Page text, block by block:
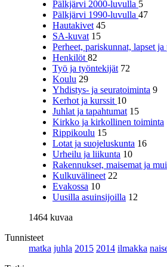
Pälkjärvi 2000-luvulla 5
Pälkjärvi 1990-luvulla 47
Hautakivet 45
SA-kuvat 15
Perheet, pariskunnat, lapset
Henkilöt 82
Työ ja työntekijät 72
Koulu 29
Yhdistys- ja seuratoiminta 9
Kerhot ja kurssit 10
Juhlat ja tapahtumat 15
Kirkko ja kirkollinen toiminta
Rippikoulu 15
Lotat ja suojeluskunta 16
Urheilu ja liikunta 10
Rakennukset, maisemat ja
Kulkuvälineet 22
Evakossa 10
Uusilla asuinsijoilla 12
1464 kuvaa
Tunnisteet
matka juhla 2015 2014 ilmakka